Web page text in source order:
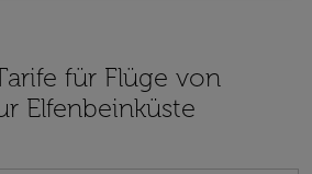
für Flüge von
Elfenbeinküste